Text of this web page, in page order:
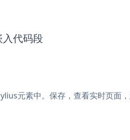
代码段
元素中。保存，查看实时页面